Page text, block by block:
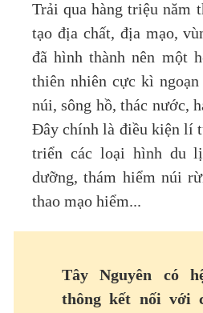
Trải qua hàng triệu năm
tạo địa chất, địa mạo,
đã hình thành nên một
thiên nhiên cực kì
núi, sông hồ, thác nước,
Đây chính là điều kiện lí
triển các loại hình du
dưỡng, thám hiểm núi
thao mạo hiểm...
Tây Nguyên có
thông kết nối với